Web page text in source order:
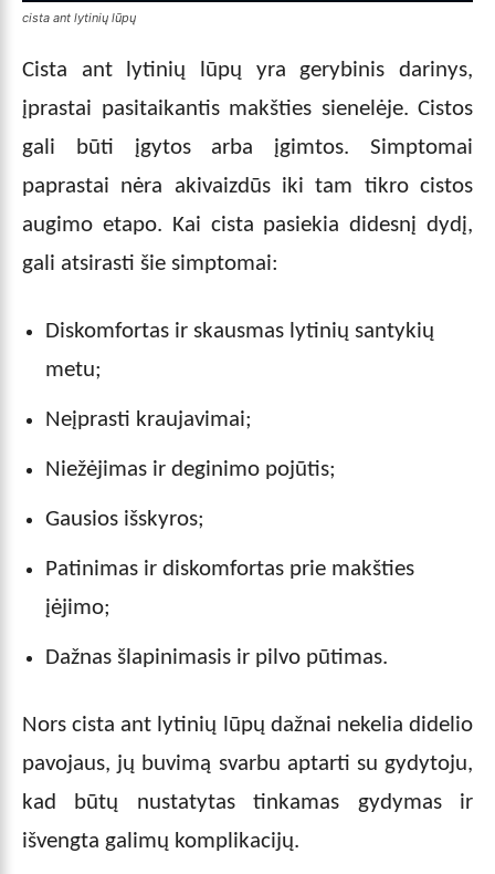
cista ant lytinių lūpų
Cista ant lytinių lūpų yra gerybinis darinys,
įprastai pasitaikantis makšties sienelėje. Cistos
gali būti įgytos arba įgimtos. Simptomai
paprastai nėra akivaizdūs iki tam tikro cistos
augimo etapo. Kai cista pasiekia didesnį dydį,
gali atsirasti šie simptomai:
Diskomfortas ir skausmas lytinių santykių
metu;
Neįprasti kraujavimai;
Niežėjimas ir deginimo pojūtis;
Gausios išskyros;
Patinimas ir diskomfortas prie makšties
įėjimo;
Dažnas šlapinimasis ir pilvo pūtimas.
Nors cista ant lytinių lūpų dažnai nekelia didelio
pavojaus, jų buvimą svarbu aptarti su gydytoju,
kad būtų nustatytas tinkamas gydymas ir
išvengta galimų komplikacijų.